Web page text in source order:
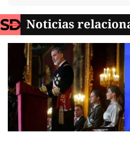
Noticias